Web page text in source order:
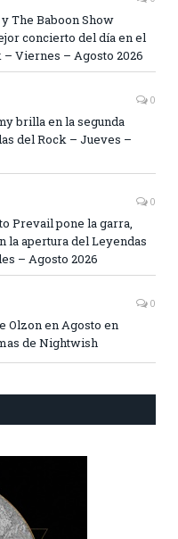
The Baboon Show
concierto del día en el
Viernes – Agosto 2026
0
brilla en la segunda
del Rock – Jueves –
0
Prevail pone la garra,
la apertura del Leyendas
– Agosto 2026
0
Olzon en Agosto en
de Nightwish